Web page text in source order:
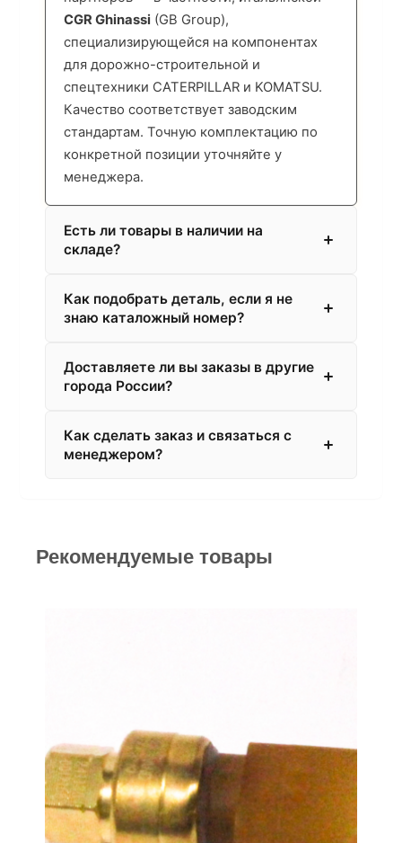
CGR Ghinassi (GB Group),
специализирующейся на компонентах
для дорожно-строительной и
спецтехники CATERPILLAR и KOMATSU.
Качество соответствует заводским
стандартам. Точную комплектацию по
конкретной позиции уточняйте у
менеджера.
Есть ли товары в наличии на
складе?
Как подобрать деталь, если я не
знаю каталожный номер?
Доставляете ли вы заказы в другие
города России?
Как сделать заказ и связаться с
менеджером?
Рекомендуемые товары